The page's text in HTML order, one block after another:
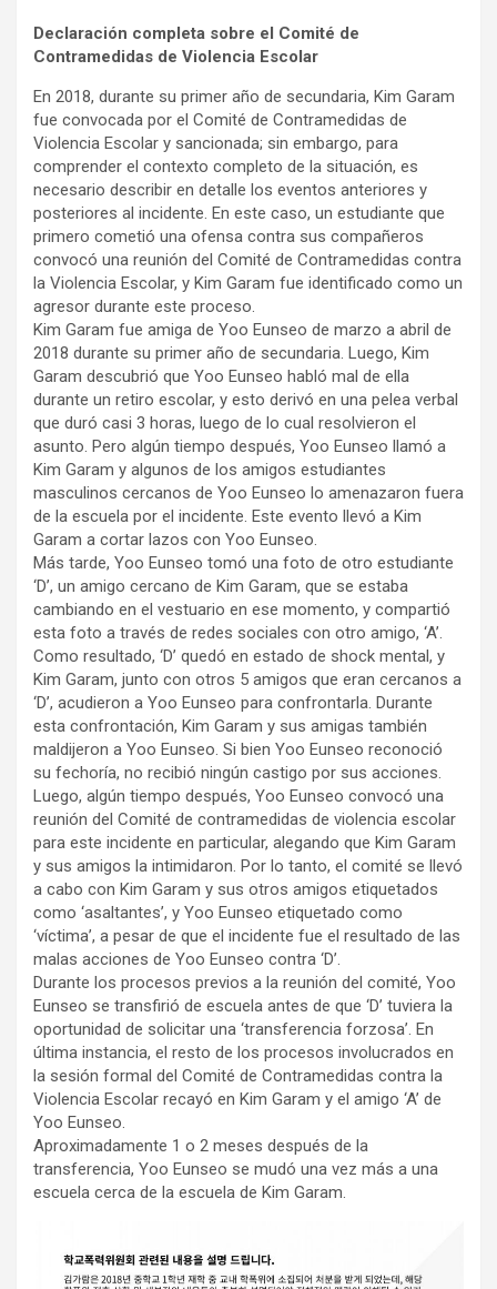
Declaración completa sobre el Comité de
Contramedidas de Violencia Escolar
En 2018, durante su primer año de secundaria, Kim Garam
fue convocada por el Comité de Contramedidas de
Violencia Escolar y sancionada; sin embargo, para
comprender el contexto completo de la situación, es
necesario describir en detalle los eventos anteriores y
posteriores al incidente. En este caso, un estudiante que
primero cometió una ofensa contra sus compañeros
convocó una reunión del Comité de Contramedidas contra
la Violencia Escolar, y Kim Garam fue identificado como un
agresor durante este proceso.
Kim Garam fue amiga de Yoo Eunseo de marzo a abril de
2018 durante su primer año de secundaria. Luego, Kim
Garam descubrió que Yoo Eunseo habló mal de ella
durante un retiro escolar, y esto derivó en una pelea verbal
que duró casi 3 horas, luego de lo cual resolvieron el
asunto. Pero algún tiempo después, Yoo Eunseo llamó a
Kim Garam y algunos de los amigos estudiantes
masculinos cercanos de Yoo Eunseo lo amenazaron fuera
de la escuela por el incidente. Este evento llevó a Kim
Garam a cortar lazos con Yoo Eunseo.
Más tarde, Yoo Eunseo tomó una foto de otro estudiante
‘D’, un amigo cercano de Kim Garam, que se estaba
cambiando en el vestuario en ese momento, y compartió
esta foto a través de redes sociales con otro amigo, ‘A’.
Como resultado, ‘D’ quedó en estado de shock mental, y
Kim Garam, junto con otros 5 amigos que eran cercanos a
‘D’, acudieron a Yoo Eunseo para confrontarla. Durante
esta confrontación, Kim Garam y sus amigas también
maldijeron a Yoo Eunseo. Si bien Yoo Eunseo reconoció
su fechoría, no recibió ningún castigo por sus acciones.
Luego, algún tiempo después, Yoo Eunseo convocó una
reunión del Comité de contramedidas de violencia escolar
para este incidente en particular, alegando que Kim Garam
y sus amigos la intimidaron. Por lo tanto, el comité se llevó
a cabo con Kim Garam y sus otros amigos etiquetados
como ‘asaltantes’, y Yoo Eunseo etiquetado como
‘víctima’, a pesar de que el incidente fue el resultado de las
malas acciones de Yoo Eunseo contra ‘D’.
Durante los procesos previos a la reunión del comité, Yoo
Eunseo se transfirió de escuela antes de que ‘D’ tuviera la
oportunidad de solicitar una ‘transferencia forzosa’. En
última instancia, el resto de los procesos involucrados en
la sesión formal del Comité de Contramedidas contra la
Violencia Escolar recayó en Kim Garam y el amigo ‘A’ de
Yoo Eunseo.
Aproximadamente 1 o 2 meses después de la
transferencia, Yoo Eunseo se mudó una vez más a una
escuela cerca de la escuela de Kim Garam.